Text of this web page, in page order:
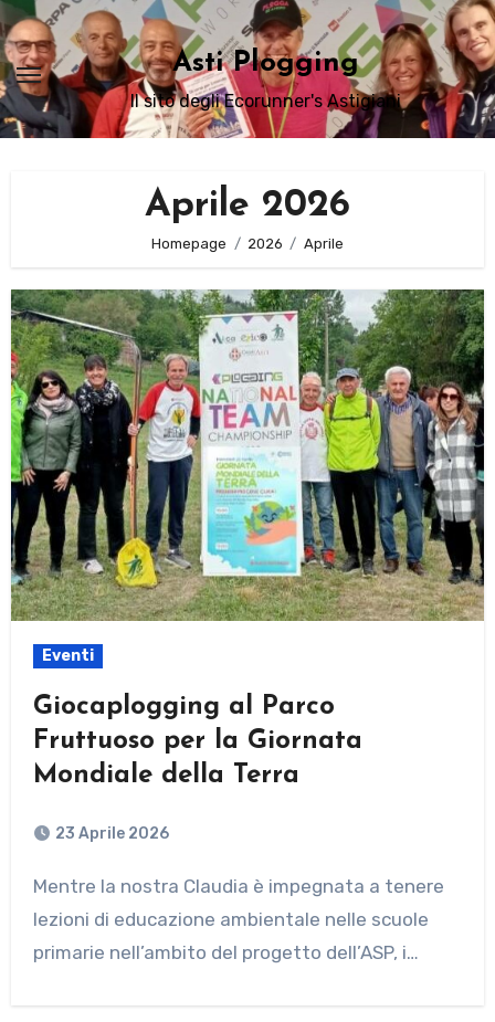
Passa
al
contenuto
Asti Plogging
Il sito degli Ecorunner's Astigiani
Aprile 2026
Homepage 2026 Aprile
Eventi
Giocaplogging al Parco
Fruttuoso per la Giornata
Mondiale della Terra
23 Aprile 2026
Mentre la nostra Claudia è impegnata a tenere
lezioni di educazione ambientale nelle scuole
primarie nell’ambito del progetto dell’ASP, i…